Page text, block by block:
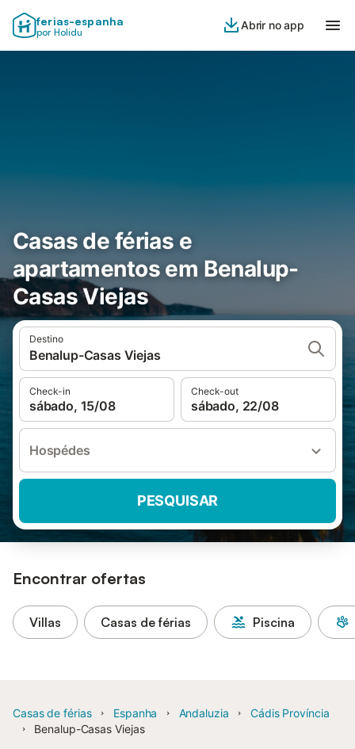
ferias-espanha
por Holidu
Abrir no app
Casas de férias e
apartamentos em Benalup-
Casas Viejas
Destino
Benalup-Casas Viejas
Check-in
sábado, 15/08
Check-out
sábado, 22/08
Hospédes
PESQUISAR
Encontrar ofertas
Villas Casas de férias Piscina
Casas de férias Espanha Andaluzia
Cádis Província
Benalup-Casas Viejas